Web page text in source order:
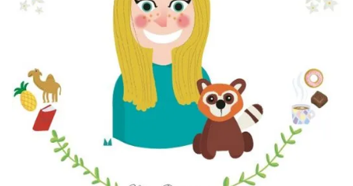
F
o
n
t